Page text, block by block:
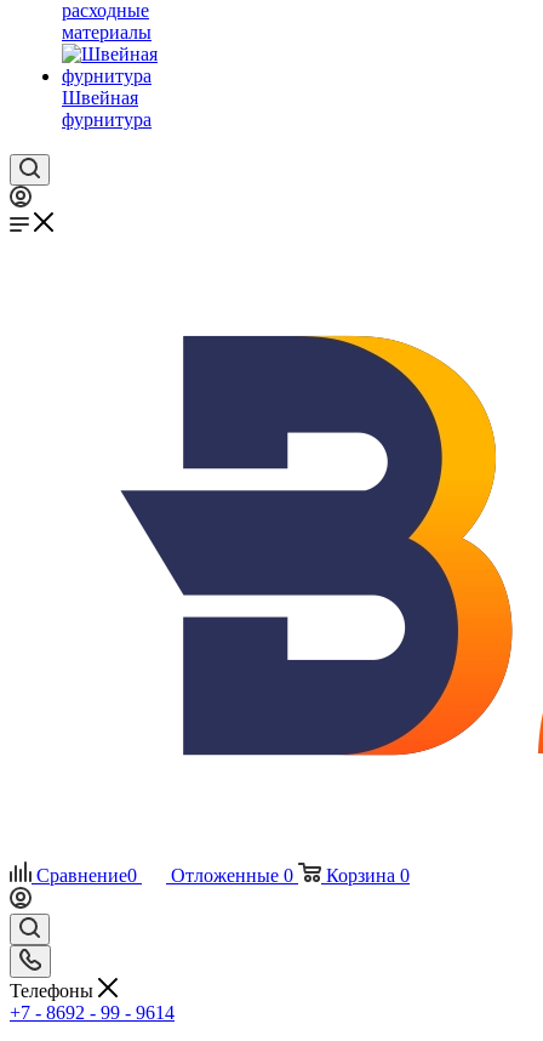
расходные
материалы
Швейная
фурнитура
Сравнение0 Отложенные 0 Корзина 0
Телефоны
+7 - 8692 - 99 - 9614